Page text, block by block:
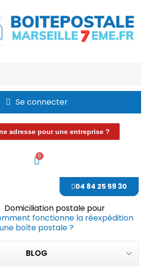
Se connecter
adresse pour une entreprise ?
04 84 25 59 30
Domiciliation postale pour
fonctionne la réexpédition
boîte postale ?
BLOG